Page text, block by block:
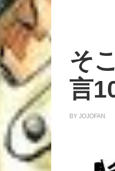
そ
言
BY JOJOFAN